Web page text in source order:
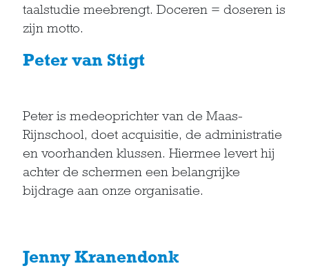
taalstudie meebrengt. Doceren = doseren is
zijn motto.
Peter van Stigt
Peter is medeoprichter van de Maas-
Rijnschool, doet acquisitie, de administratie
en voorhanden klussen. Hiermee levert hij
achter de schermen een belangrijke
bijdrage aan onze organisatie.
Jenny Kranendonk